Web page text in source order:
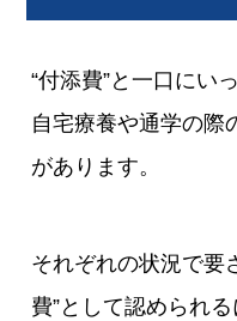
“付添費”と一口にい
自宅療養や通学の際
があります。
それぞれの状況で要
費”として認められ